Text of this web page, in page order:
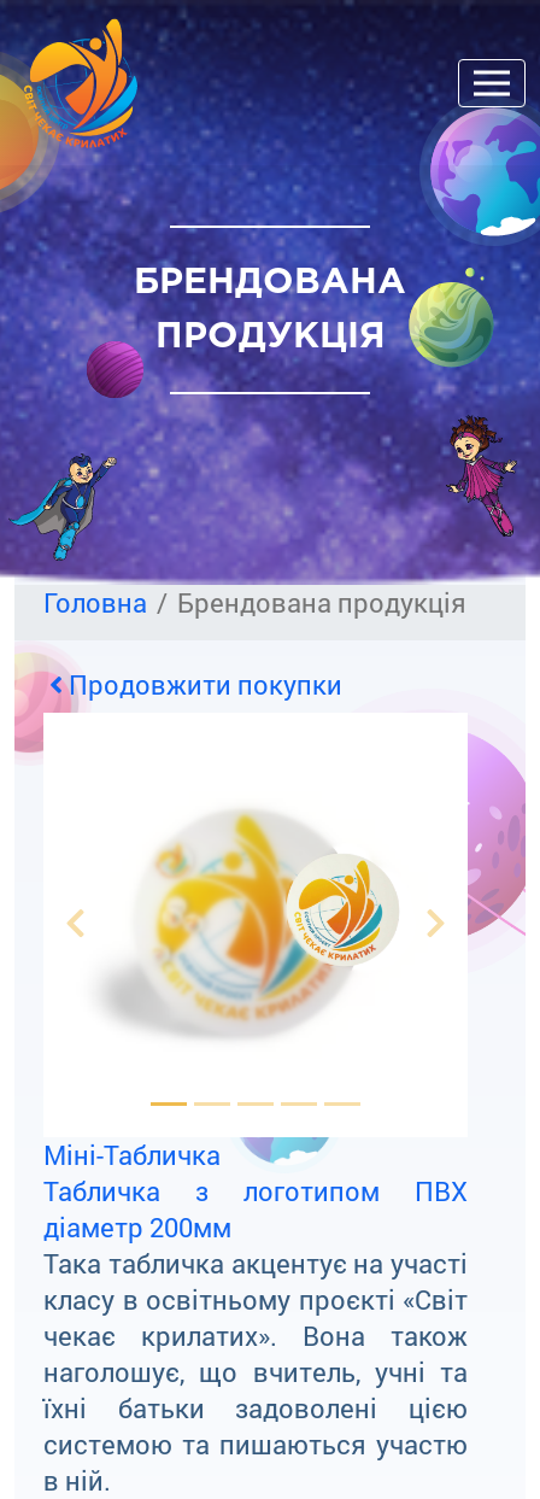
БРЕНДОВАНА
ПРОДУКЦІЯ
Головна Брендована продукція
Продовжити покупки
Previous Next
Міні-Табличка
Табличка з логотипом ПВХ
діаметр 200мм
Така табличка акцентує на участі
класу в освітньому проєкті «Світ
чекає крилатих». Вона також
наголошує, що вчитель, учні та
їхні батьки задоволені цією
системою та пишаються участю
в ній.